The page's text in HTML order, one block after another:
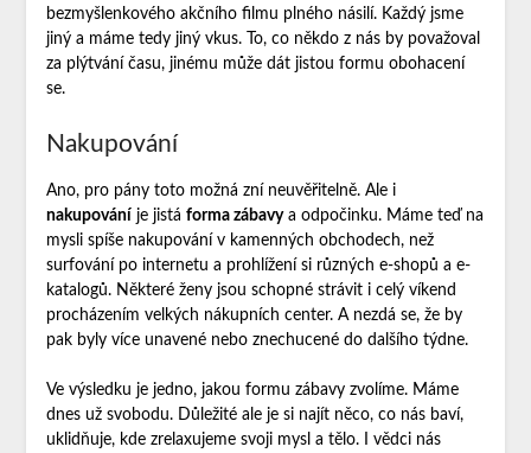
bezmyšlenkového akčního filmu plného násilí. Každý jsme
jiný a máme tedy jiný vkus. To, co někdo z nás by považoval
za plýtvání času, jinému může dát jistou formu obohacení
se.
Nakupování
Ano, pro pány toto možná zní neuvěřitelně. Ale i
nakupování je jistá forma zábavya odpočinku. Máme teď na
mysli spíše nakupování v kamenných obchodech, než
surfování po internetu a prohlížení si různých e-shopů a e-
katalogů. Některé ženy jsou schopné strávit i celý víkend
procházením velkých nákupních center. A nezdá se, že by
pak byly více unavené nebo znechucené do dalšího týdne.
Ve výsledku je jedno, jakou formu zábavy zvolíme. Máme
dnes už svobodu. Důležité ale je si najít něco, co nás baví,
uklidňuje, kde zrelaxujeme svoji mysl a tělo. I vědci nás